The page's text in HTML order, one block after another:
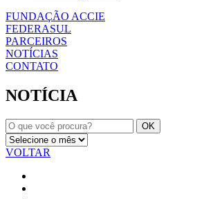
FUNDAÇÃO ACCIE
FEDERASUL
PARCEIROS
NOTÍCIAS
CONTATO
NOTÍCIA
VOLTAR